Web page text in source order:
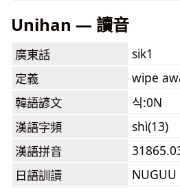
Unihan — 讀音
廣東話
sik1
定義
wipe
韓語諺文
식:0N
漢語字頻
shì(13)
漢語拼音
日語訓讀
NUGUU